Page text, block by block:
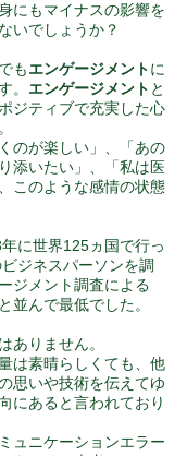
にもマイナスの影響を
いでしょうか？
もエンゲージメントに
。 エンゲージメント と
ジティブで充実した心
のが楽しい」、「あの
添いたい」、「私は医
このような感情の状態
に世界125ヵ国で行っ
ジネスパーソンを調
ジメント調査による
並んで最低でした。
ありません。
は素晴らしくても、他
思いや技術を伝えてゆ
にあると言われており
ュニケーションエラー